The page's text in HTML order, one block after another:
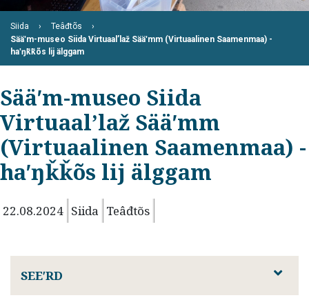
Siida
Teâđtõs
Sääʹm-museo Siida Virtuaalʼlaž Sääʹmm (Virtuaalinen Saamenmaa) -
haʹŋǩǩõs lij älggam
Sääʹm-museo Siida
Virtuaalʼlaž Sääʹmm
(Virtuaalinen Saamenmaa) -
haʹŋǩǩõs lij älggam
22.08.2024 Siida Teâđtõs
SEEʹRD